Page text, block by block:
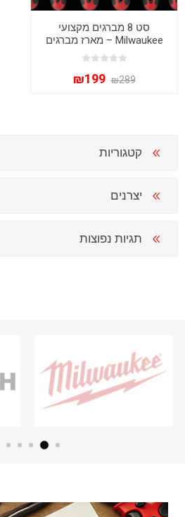
סט 8 מברגים מקצועי
Milwaukee – מארז מברגים
איכותי עם ראש מרובע
₪289
₪199
קטגוריות
יצרנים
תגיות נפוצות